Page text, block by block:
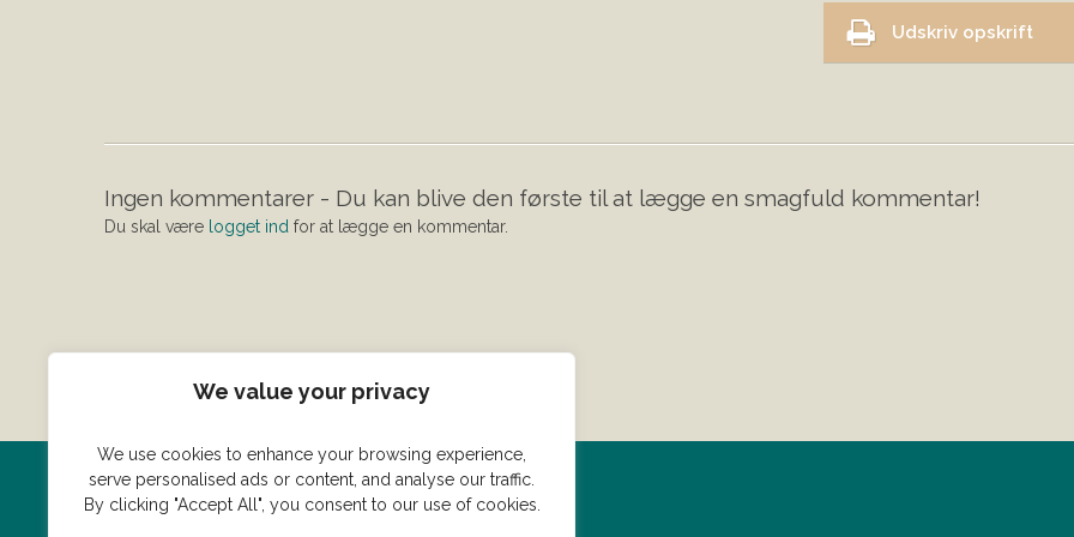
We value your privacy
We use cookies to enhance your browsing experience,
serve personalised ads or content, and analyse our traffic.
By clicking "Accept All", you consent to our use of cookies.
Udskriv opskrift
Ingen kommentarer - Du kan blive den første til at lægge en smagfuld kommentar!
Du skal være logget ind for at lægge en kommentar.
Har du en konge ret du vil dele?